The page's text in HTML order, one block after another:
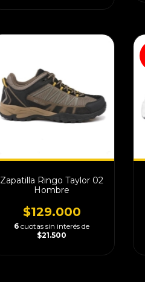
Zapatilla Ringo Taylor 02
Hombre
$129.000
6 cuotas sin interés de
$21.500